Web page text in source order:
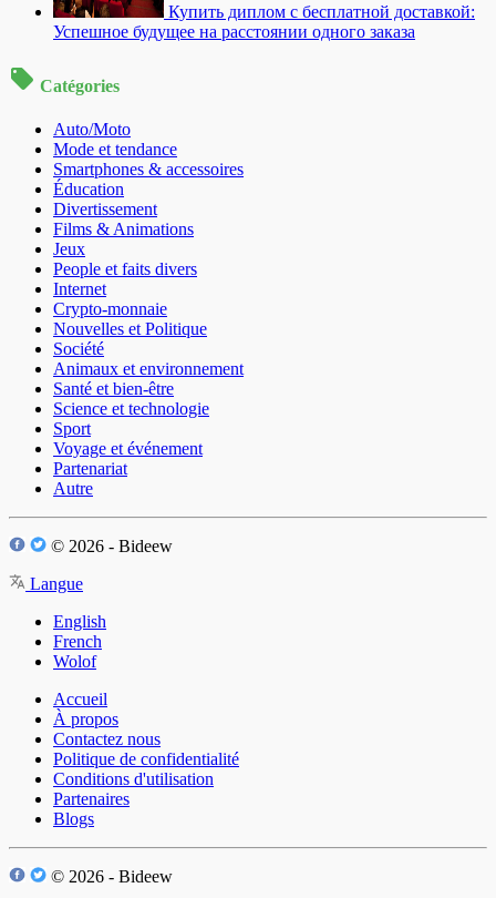
Купить диплом с бесплатной доставкой:
Успешное будущее на расстоянии одного заказа
Catégories
Auto/Moto
Mode et tendance
Smartphones & accessoires
Éducation
Divertissement
Films & Animations
Jeux
People et faits divers
Internet
Crypto-monnaie
Nouvelles et Politique
Société
Animaux et environnement
Santé et bien-être
Science et technologie
Sport
Voyage et événement
Partenariat
Autre
© 2026 - Bideew
Langue
English
French
Wolof
Accueil
À propos
Contactez nous
Politique de confidentialité
Conditions d'utilisation
Partenaires
Blogs
© 2026 - Bideew